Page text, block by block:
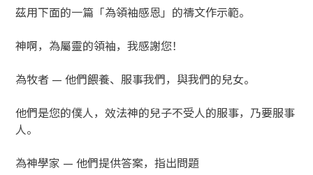
茲用下面的一篇「為領袖感恩」的禱文作示範。
神啊，為屬靈的領袖，我感謝您！
為牧者 — 他們餵養、服事我們，與我們的兒女。
他們是您的僕人，效法神的兒子不受人的服事，乃要服事
人。
為神學家 — 他們提供答案，指出問題